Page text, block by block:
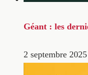
Géant : les
2 septembre 2025